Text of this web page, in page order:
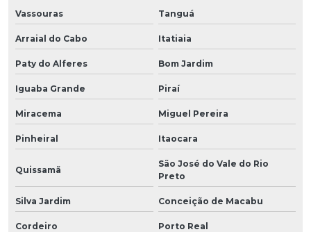
Vassouras Tanguá
Arraial do Cabo Itatiaia
Paty do Alferes Bom Jardim
Iguaba Grande Piraí
Miracema Miguel Pereira
Pinheiral Itaocara
Quissamã
São José do Vale do Rio
Preto
Silva Jardim Conceição de Macabu
Cordeiro Porto Real